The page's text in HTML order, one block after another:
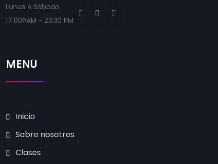
Lunes A Sábado
17:00PAM - 23:30 PM
MENÚ
Inicio
Sobre nosotros
Clases